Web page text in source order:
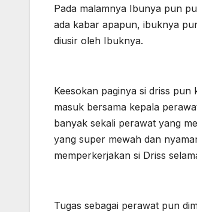
Pada malamnya Ibunya pun
ada kabar apapun, ibuknya
diusir oleh Ibuknya.
Keesokan paginya si driss
masuk bersama kepala
banyak sekali perawat yang
yang super mewah dan
memperkerjakan si Driss
Tugas sebagai perawat pun